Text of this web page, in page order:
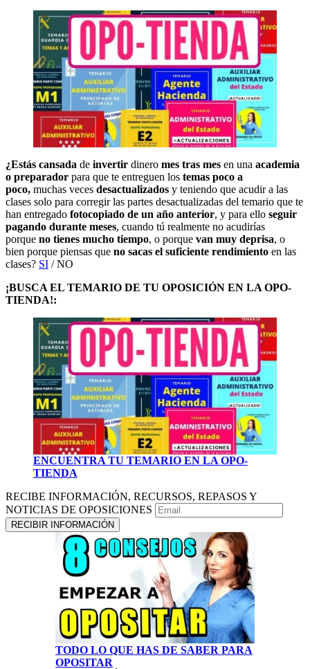
¿Estás cansada de invertir dinero mes tras mes en una academia
o preparador para que te entreguen los temas poco a
poco, muchas veces desactualizados y teniendo que acudir a las
clases solo para corregir las partes desactualizadas del temario que te
han entregado fotocopiado de un año anterior, y para ello seguir
pagando durante meses, cuando tú realmente no acudirías
porque no tienes mucho tiempo, o porque van muy deprisa, o
bien porque piensas que no sacas el suficiente rendimiento en las
clases? SI / NO
¡BUSCA EL TEMARIO DE TU OPOSICIÓN EN LA OPO-
TIENDA!:
ENCUENTRA TU TEMARIO EN LA OPO-
TIENDA
RECIBE INFORMACIÓN, RECURSOS, REPASOS Y
NOTICIAS DE OPOSICIONES
TODO LO QUE HAS DE SABER PARA
OPOSITAR